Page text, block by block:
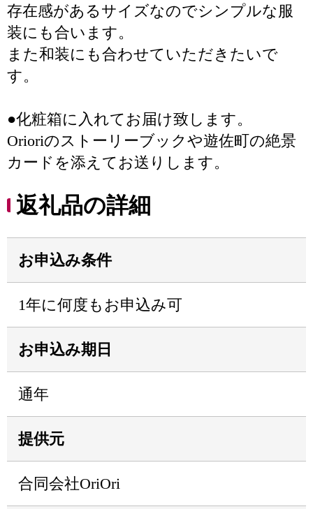
存在感があるサイズなのでシンプルな服
装にも合います。
また和装にも合わせていただきたいで
す。
●化粧箱に入れてお届け致します。
Orioriのストーリーブックや遊佐町の絶景
カードを添えてお送りします。
返礼品の詳細
お申込み条件
1年に何度もお申込み可
お申込み期日
通年
提供元
合同会社OriOri